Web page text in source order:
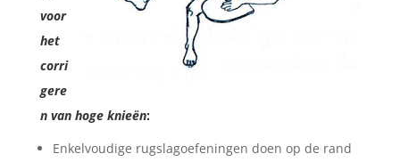
voor
het
corri
gere
n van hoge knieën:
Enkelvoudige rugslagoefeningen doen op de rand